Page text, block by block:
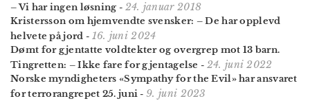
– Vi har ingen løsning - 24. januar 2018
Kristersson om hjemvendte svensker: – De har opplevd
helvete på jord - 16. juni 2024
Dømt for gjentatte voldtekter og overgrep mot 13 barn.
Tingretten: – Ikke fare for gjentagelse - 24. juni 2022
Norske myndigheters «Sympathy for the Evil» har ansvaret
for terror­angrepet 25. juni -9. juni 2023